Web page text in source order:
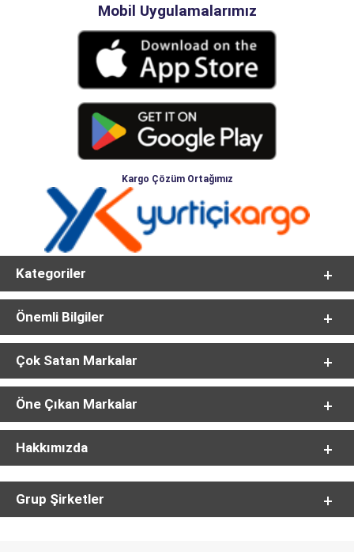
Mobil Uygulamalarımız
Kargo Çözüm Ortağımız
Kategoriler
Önemli Bilgiler
Çok Satan Markalar
Öne Çıkan Markalar
Hakkımızda
Grup Şirketler